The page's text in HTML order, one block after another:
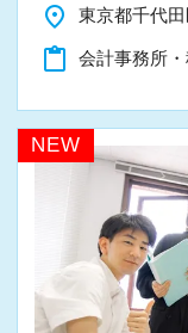
place 東京都千代田
content_paste 会計事務所
NEW